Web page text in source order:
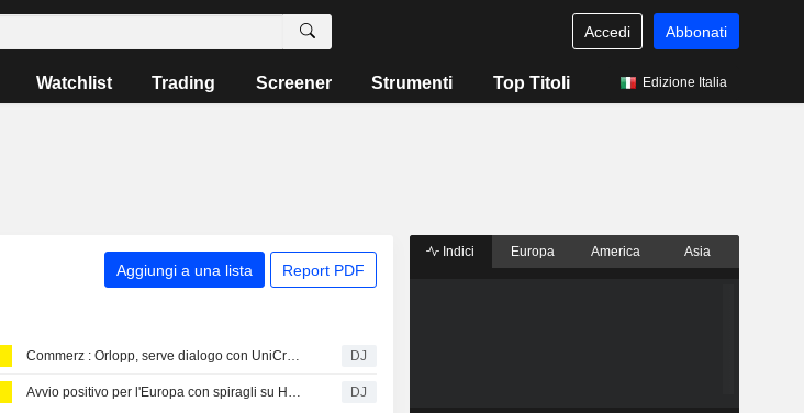
Accedi Abbonati
Watchlist Trading Screener Strumenti Top Titoli Edizione Italia
Aggiungi a una lista Report PDF
Commerz : Orlopp, serve dialogo con UniCredit, ottimista su terreno comune DJ
Avvio positivo per l'Europa con spiragli su Hormuz, a Milano (+0,6%) corre Bpm DJ
Indici Europa America Asia